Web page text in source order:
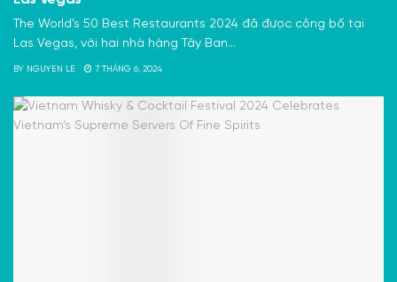
The World's 50 Best Restaurants 2024 đã được công bố tại
Las Vegas, với hai nhà hàng Tây Ban...
BY NGUYEN LE 7 THÁNG 6, 2024